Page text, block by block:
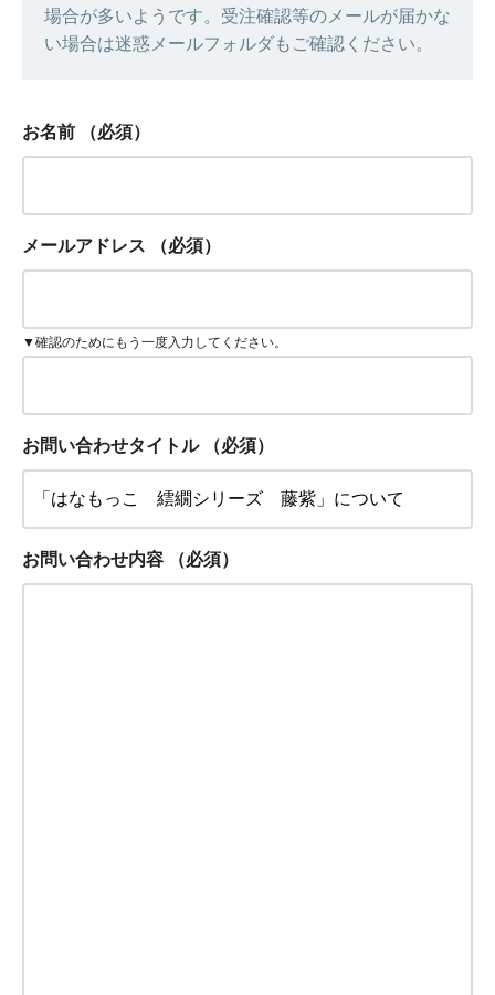
場合が多いようです。受注確認等のメールが届かな
い場合は迷惑メールフォルダもご確認ください。
お名前 （必須）
メールアドレス （必須）
▼確認のためにもう一度入力してください。
お問い合わせタイトル （必須）
お問い合わせ内容 （必須）